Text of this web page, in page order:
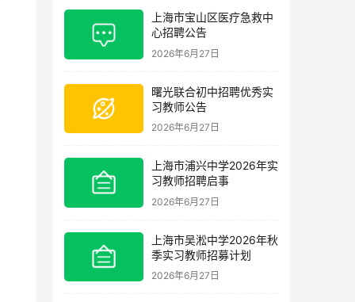
上海市宝山区医疗急救中
心招聘公告
2026年6月27日
曙光联合初中招聘优秀实
习教师公告
2026年6月27日
上海市浦兴中学2026年实
习教师招聘启事
2026年6月27日
上海市吴淞中学2026年秋
季实习教师招募计划
2026年6月27日